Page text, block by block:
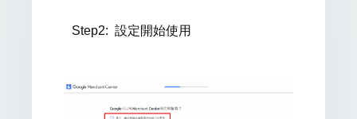
Step2: 設定開始使用